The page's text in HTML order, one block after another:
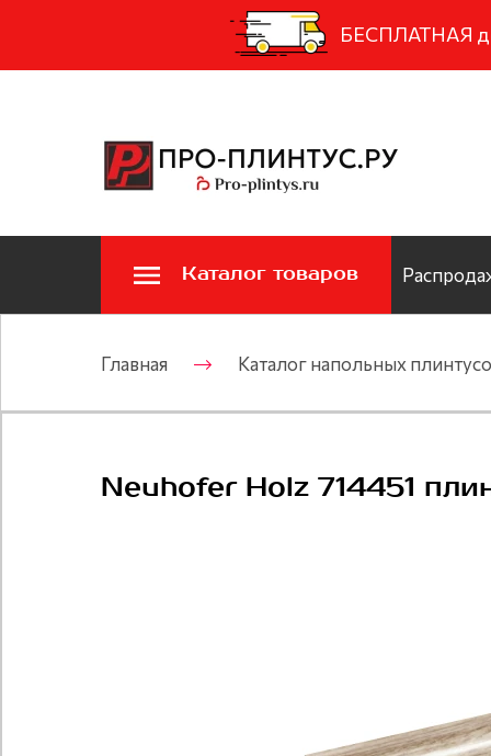
БЕСПЛАТНАЯ
Каталог товаров
Главная Каталог напольных
Neuhofer Holz 714451